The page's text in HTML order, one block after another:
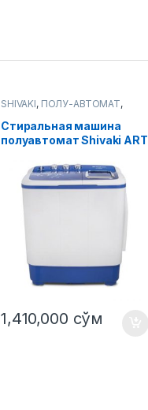
SHIVAKI, ПОЛУ-АВТОМАТ,
Стиральная машина
полуавтомат Shivaki ART
1,410,000 сўм